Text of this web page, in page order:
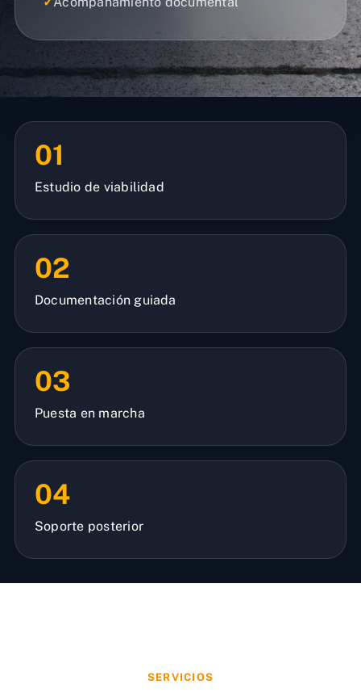
01
Estudio de viabilidad
02
Documentación guiada
03
Puesta en marcha
04
Soporte posterior
SERVICIOS